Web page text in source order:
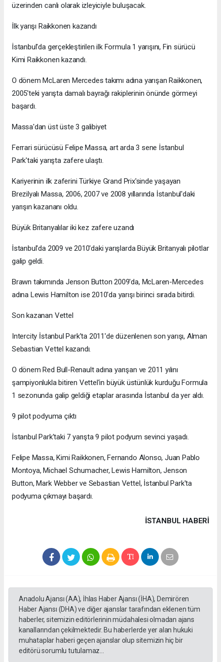
üzerinden canlı olarak izleyiciyle buluşacak.
İlk yarışı Raikkonen kazandı
İstanbul'da gerçekleştirilen ilk Formula 1 yarışını, Fin sürücü
Kimi Raikkonen kazandı.
O dönem McLaren Mercedes takımı adına yarışan Raikkonen,
2005'teki yarışta damalı bayrağı rakiplerinin önünde görmeyi
başardı.
Massa'dan üst üste 3 galibiyet
Ferrari sürücüsü Felipe Massa, art arda 3 sene İstanbul
Park'taki yarışta zafere ulaştı.
Kariyerinin ilk zaferini Türkiye Grand Prix'sinde yaşayan
Brezilyalı Massa, 2006, 2007 ve 2008 yıllarında İstanbul'daki
yarışın kazananı oldu.
Büyük Britanyalılar iki kez zafere uzandı
İstanbul'da 2009 ve 2010'daki yarışlarda Büyük Britanyalı pilotlar
galip geldi.
Brawn takımında Jenson Button 2009'da, McLaren-Mercedes
adına Lewis Hamilton ise 2010'da yarışı birinci sırada bitirdi.
Son kazanan Vettel
Intercity İstanbul Park'ta 2011'de düzenlenen son yarışı, Alman
Sebastian Vettel kazandı.
O dönem Red Bull-Renault adına yarışan ve 2011 yılını
şampiyonlukla bitiren Vettel'in büyük üstünlük kurduğu Formula
1 sezonunda galip geldiği etaplar arasında İstanbul da yer aldı.
9 pilot podyuma çıktı
İstanbul Park'taki 7 yarışta 9 pilot podyum sevinci yaşadı.
Felipe Massa, Kimi Raikkonen, Fernando Alonso, Juan Pablo
Montoya, Michael Schumacher, Lewis Hamilton, Jenson
Button, Mark Webber ve Sebastian Vettel, İstanbul Park'ta
podyuma çıkmayı başardı.
İSTANBUL HABERİ
Anadolu Ajansı (AA), İhlas Haber Ajansı (İHA), Demirören
Haber Ajansı (DHA) ve diğer ajanslar tarafından eklenen tüm
haberler, sitemizin editörlerinin müdahalesi olmadan ajans
kanallarından çekilmektedir. Bu haberlerde yer alan hukuki
muhataplar haberi geçen ajanslar olup sitemizin hiç bir
editörü sorumlu tutulamaz...